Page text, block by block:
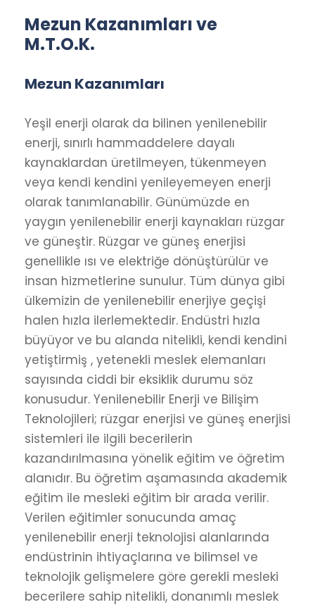
Mezun Kazanımları ve
M.T.O.K.
Mezun Kazanımları
Yeşil enerji olarak da bilinen yenilenebilir
enerji, sınırlı hammaddelere dayalı
kaynaklardan üretilmeyen, tükenmeyen
veya kendi kendini yenileyemeyen enerji
olarak tanımlanabilir. Günümüzde en
yaygın yenilenebilir enerji kaynakları rüzgar
ve güneştir. Rüzgar ve güneş enerjisi
genellikle ısı ve elektriğe dönüştürülür ve
insan hizmetlerine sunulur. Tüm dünya gibi
ülkemizin de yenilenebilir enerjiye geçişi
halen hızla ilerlemektedir. Endüstri hızla
büyüyor ve bu alanda nitelikli, kendi kendini
yetiştirmiş , yetenekli meslek elemanları
sayısında ciddi bir eksiklik durumu söz
konusudur. Yenilenebilir Enerji ve Bilişim
Teknolojileri; rüzgar enerjisi ve güneş enerjisi
sistemleri ile ilgili becerilerin
kazandırılmasına yönelik eğitim ve öğretim
alanıdır. Bu öğretim aşamasında akademik
eğitim ile mesleki eğitim bir arada verilir.
Verilen eğitimler sonucunda amaç
yenilenebilir enerji teknolojisi alanlarında
endüstrinin ihtiyaçlarına ve bilimsel ve
teknolojik gelişmelere göre gerekli mesleki
becerilere sahip nitelikli, donanımlı meslek